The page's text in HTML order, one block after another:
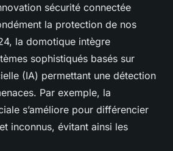
sécurité connectée
la protection de nos
la domotique intègre
sophistiqués basés sur
(IA) permettant une détection
Par exemple, la
s’améliore pour différencier
inconnus, évitant ainsi les